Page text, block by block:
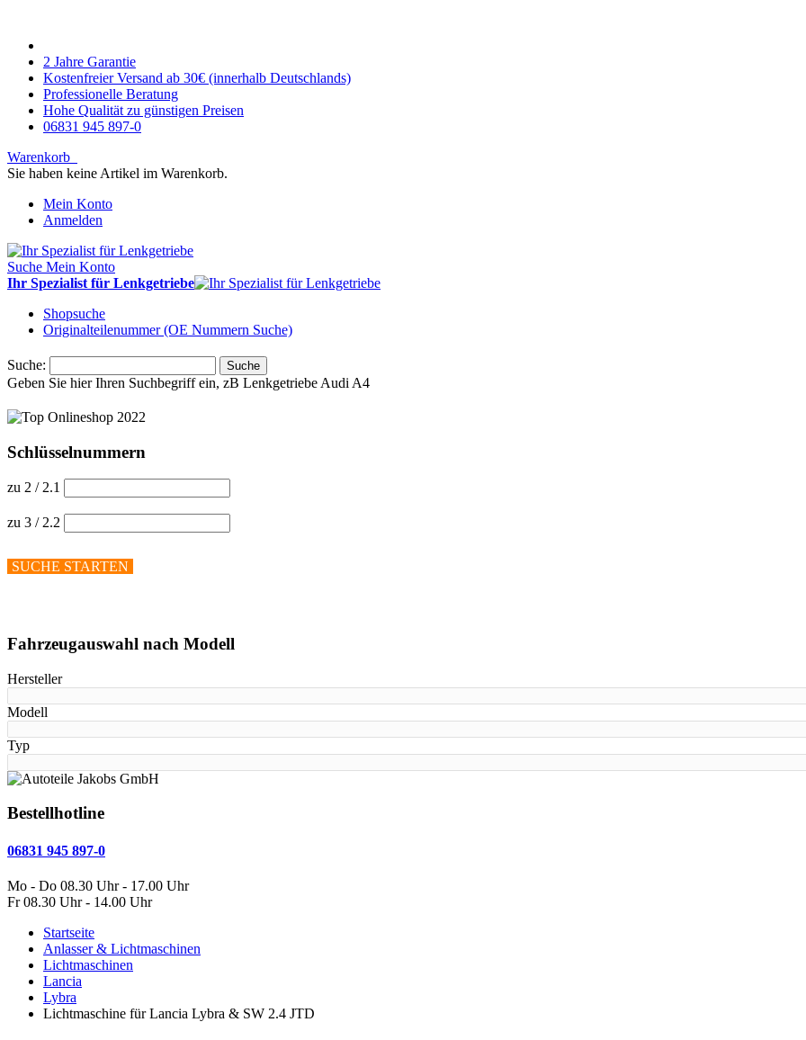
2 Jahre Garantie
Kostenfreier Versand ab 30€ (innerhalb Deutschlands)
Professionelle Beratung
Hohe Qualität zu günstigen Preisen
06831 945 897-0
Warenkorb
Sie haben keine Artikel im Warenkorb.
Mein Konto
Anmelden
Suche Mein Konto
Ihr Spezialist für Lenkgetriebe
Shopsuche
Originalteilenummer (OE Nummern Suche)
Suche: Suche
Geben Sie hier Ihren Suchbegriff ein, zB Lenkgetriebe Audi A4
Schlüsselnummern
zu 2 / 2.1
zu 3 / 2.2
SUCHE STARTEN
Fahrzeugauswahl nach Modell
Hersteller
Modell
Typ
Bestellhotline
06831 945 897-0
Mo - Do 08.30 Uhr - 17.00 Uhr
Fr 08.30 Uhr - 14.00 Uhr
Startseite
Anlasser & Lichtmaschinen
Lichtmaschinen
Lancia
Lybra
Lichtmaschine für Lancia Lybra & SW 2.4 JTD